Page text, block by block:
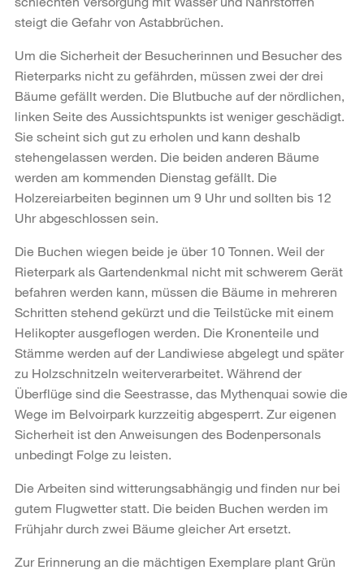
steigt die Gefahr von Astabbrüchen.
Um die Sicherheit der Besucherinnen und Besucher des
Rieterparks nicht zu gefährden, müssen zwei der drei
Bäume gefällt werden. Die Blutbuche auf der nördlichen,
linken Seite des Aussichtspunkts ist weniger geschädigt.
Sie scheint sich gut zu erholen und kann deshalb
stehengelassen werden. Die beiden anderen Bäume
werden am kommenden Dienstag gefällt. Die
Holzereiarbeiten beginnen um 9 Uhr und sollten bis 12
Uhr abgeschlossen sein.
Die Buchen wiegen beide je über 10 Tonnen. Weil der
Rieterpark als Gartendenkmal nicht mit schwerem Gerät
befahren werden kann, müssen die Bäume in mehreren
Schritten stehend gekürzt und die Teilstücke mit einem
Helikopter ausgeflogen werden. Die Kronenteile und
Stämme werden auf der Landiwiese abgelegt und später
zu Holzschnitzeln weiterverarbeitet. Während der
Überflüge sind die Seestrasse, das Mythenquai sowie die
Wege im Belvoirpark kurzzeitig abgesperrt. Zur eigenen
Sicherheit ist den Anweisungen des Bodenpersonals
unbedingt Folge zu leisten.
Die Arbeiten sind witterungsabhängig und finden nur bei
gutem Flugwetter statt. Die beiden Buchen werden im
Frühjahr durch zwei Bäume gleicher Art ersetzt.
Zur Erinnerung an die mächtigen Exemplare plant Grün